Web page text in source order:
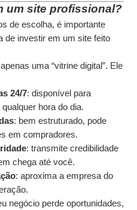
um site profissional?
de escolha, é importante
de investir em um site feito
uma “vitrine digital”. Ele
24/7: disponível para
hora do dia.
: bem estruturado, pode
em compradores.
: transmite credibilidade
chega até você.
: aproxima a empresa do
negócio perde oportunidades,